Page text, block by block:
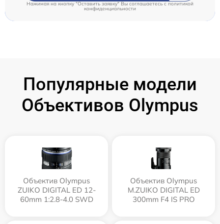
Нажимая на кнопку "Оставить заявку" Вы соглашаетесь c политикой
конфиденциальности
Популярные модели
Объективов Olympus
Объектив Olympus
ZUIKO DIGITAL ED 12-
60mm 1:2.8-4.0 SWD
Объектив Olympus
M.ZUIKO DIGITAL ED
300mm F4 IS PRO